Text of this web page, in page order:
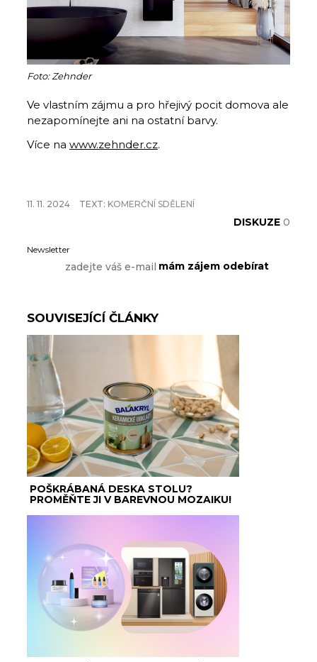
Foto: Zehnder
Ve vlastním zájmu a pro hřejivý pocit domova ale
nezapomínejte ani na ostatní barvy.
Více na www.zehnder.cz.
11. 11. 2024 TEXT: KOMERČNÍ SDĚLENÍ
DISKUZE 0
Newsletter
SOUVISEJÍCÍ ČLÁNKY
POŠKRÁBANÁ DESKA STOLU?
PROMĚŇTE JI V BAREVNOU MOZAIKU!